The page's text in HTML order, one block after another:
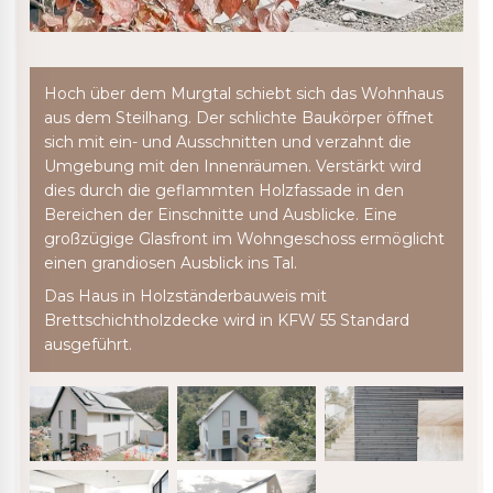
Hoch über dem Murgtal schiebt sich das Wohnhaus
aus dem Steilhang. Der schlichte Baukörper öffnet
sich mit ein- und Ausschnitten und verzahnt die
Umgebung mit den Innenräumen. Verstärkt wird
dies durch die geflammten Holzfassade in den
Bereichen der Einschnitte und Ausblicke. Eine
großzügige Glasfront im Wohngeschoss ermöglicht
einen grandiosen Ausblick ins Tal.
Das Haus in Holzständerbauweis mit
Brettschichtholzdecke wird in KFW 55 Standard
ausgeführt.